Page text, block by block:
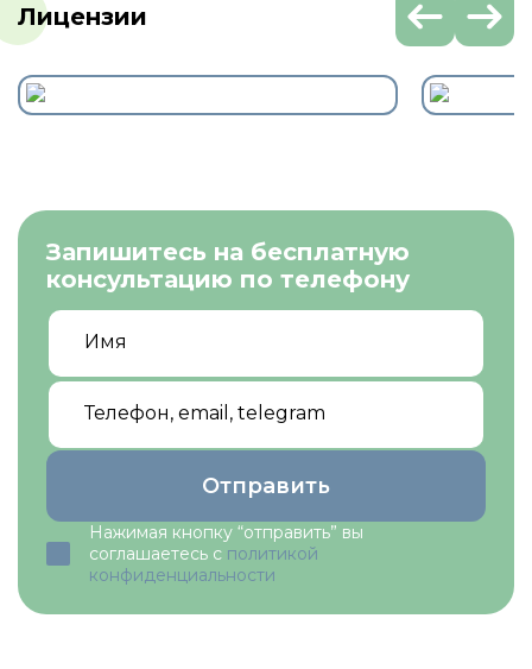
Лицензии
Запишитесь на бесплатную
консультацию по телефону
Отправить
Нажимая кнопку “отправить” вы
соглашаетесь с политикой
конфиденциальности